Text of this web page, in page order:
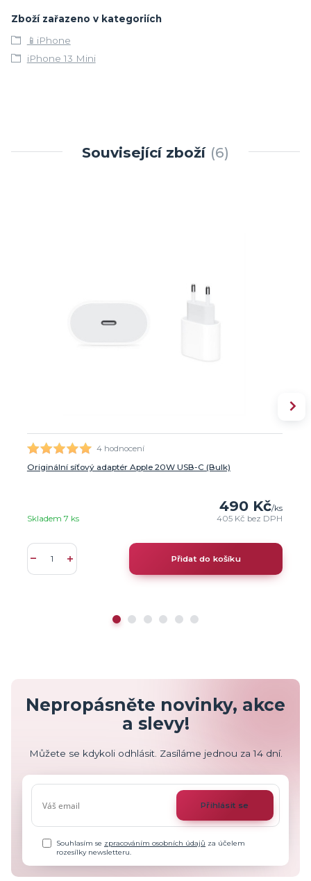
Zboží zařazeno v kategoriích
📱iPhone
iPhone 13 Mini
Související zboží 6
4 hodnocení
Originální síťový adaptér Apple 20W USB-C (Bulk)
490 Kč/ks
405 Kč bez DPH
Skladem 7 ks
Přidat do košíku
Nepropásněte novinky, akce
a slevy!
Můžete se kdykoli odhlásit. Zasíláme jednou za 14 dní.
Přihlásit se
Souhlasím se zpracováním osobních údajů za účelem
rozesílky newsletteru.